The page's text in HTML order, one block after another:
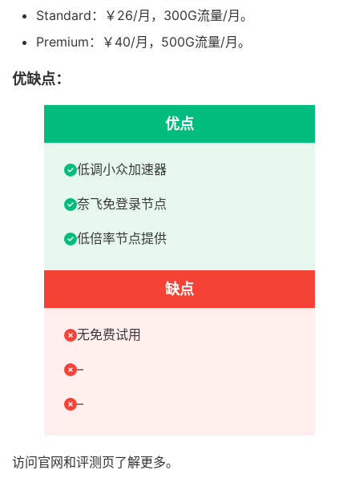
Standard：￥26/月，300G流量/月。
Premium：￥40/月，500G流量/月。
优缺点：
优点
低调小众加速器
奈飞免登录节点
低倍率节点提供
缺点
无免费试用
–
–
访问官网和评测页了解更多。